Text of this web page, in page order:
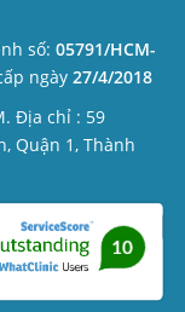
số: 05791/HCM-
ngày 27/4/2018
Địa chỉ : 59
Quận 1, Thành